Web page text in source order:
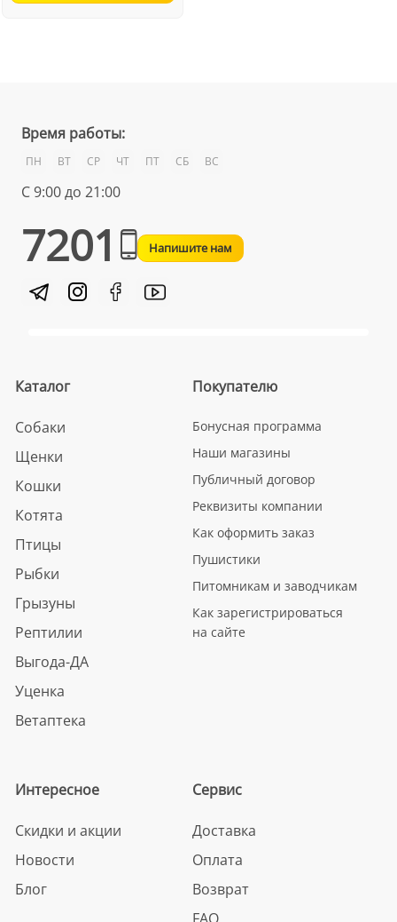
Время работы:
ПН ВТ СР ЧТ ПТ СБ ВС
С 9:00 до 21:00
7201 Напишите нам
Каталог
Собаки
Щенки
Кошки
Котята
Птицы
Рыбки
Грызуны
Рептилии
Выгода-ДА
Уценка
Ветаптека
Покупателю
Бонусная программа
Наши магазины
Публичный договор
Реквизиты компании
Как оформить заказ
Пушистики
Питомникам и заводчикам
Как зарегистрироваться
на сайте
Интересное
Скидки и акции
Новости
Блог
Сервис
Доставка
Оплата
Возврат
FAQ